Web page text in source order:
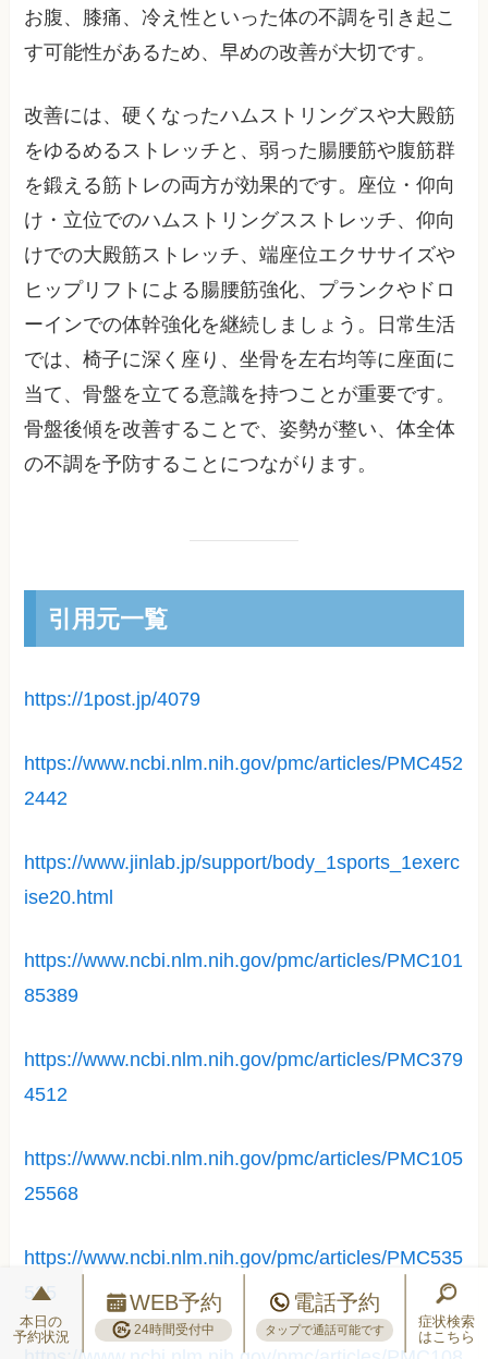
お腹、膝痛、冷え性といった体の不調を引き起こ
す可能性があるため、早めの改善が大切です。
改善には、硬くなったハムストリングスや大殿筋
をゆるめるストレッチと、弱った腸腰筋や腹筋群
を鍛える筋トレの両方が効果的です。座位・仰向
け・立位でのハムストリングスストレッチ、仰向
けでの大殿筋ストレッチ、端座位エクササイズや
ヒップリフトによる腸腰筋強化、プランクやドロ
ーインでの体幹強化を継続しましょう。日常生活
では、椅子に深く座り、坐骨を左右均等に座面に
当て、骨盤を立てる意識を持つことが重要です。
骨盤後傾を改善することで、姿勢が整い、体全体
の不調を予防することにつながります。
引用元一覧
https://1post.jp/4079
https://www.ncbi.nlm.nih.gov/pmc/articles/PMC452
2442
https://www.jinlab.jp/support/body_1sports_1exerc
ise20.html
https://www.ncbi.nlm.nih.gov/pmc/articles/PMC101
85389
https://www.ncbi.nlm.nih.gov/pmc/articles/PMC379
4512
https://www.ncbi.nlm.nih.gov/pmc/articles/PMC105
25568
https://www.ncbi.nlm.nih.gov/pmc/articles/PMC535
525
本日の
予約状況
WEB予約
24時間受付中
電話予約
タップで通話可能です
症状検索
はこちら